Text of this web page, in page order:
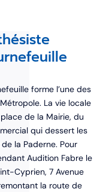
forme l’une des
La vie locale
de la Mairie, du
qui dessert les
la Paderne. Pour
Audition Fabre le
Cyprien, 7 Avenue
la route de